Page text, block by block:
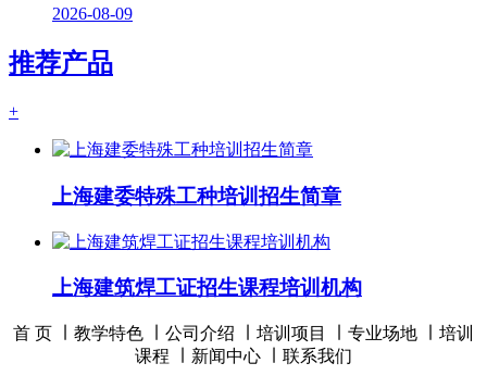
2026-08-09
推荐产品
+
上海建委特殊工种培训招生简章
上海建筑焊工证招生课程培训机构
首 页 ∣ 教学特色 公司介绍 培训项目 专业场地
培训
课程
新闻中心 联系我们